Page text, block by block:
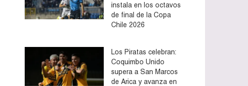
instala en los octavos
de final de la Copa
Chile 2026
Los Piratas celebran:
Coquimbo Unido
supera a San Marcos
de Arica y avanza en